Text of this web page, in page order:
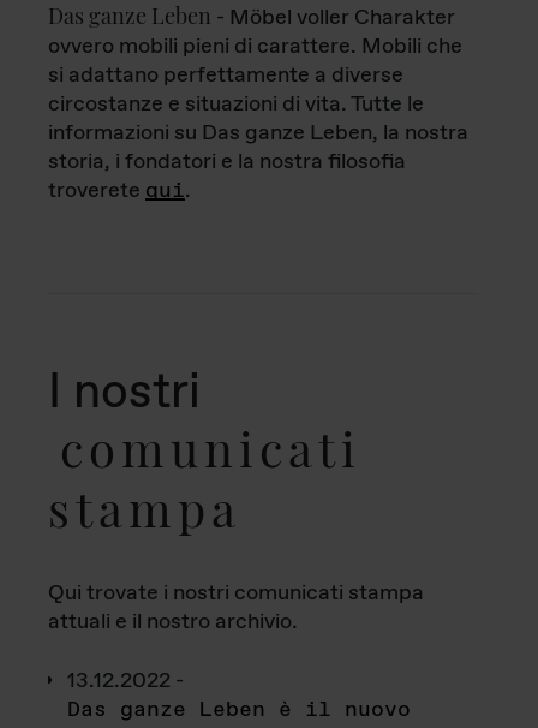
Das ganze Leben - Möbel voller Charakter
ovvero mobili pieni di carattere. Mobili che
si adattano perfettamente a diverse
circostanze e situazioni di vita. Tutte le
informazioni su Das ganze Leben, la nostra
storia, i fondatori e la nostra filosofia
troverete qui.
I nostri
comunicati
stampa
Qui trovate i nostri comunicati stampa
attuali e il nostro archivio.
13.12.2022 -
Das ganze Leben è il nuovo